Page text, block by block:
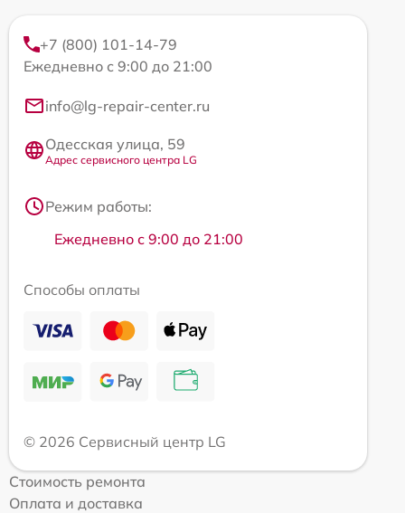
+7 (800) 101-14-79
Ежедневно с 9:00 до 21:00
info@lg-repair-center.ru
Одесская улица, 59
Адрес сервисного центра LG
Режим работы:
Ежедневно с 9:00 до 21:00
Способы оплаты
© 2026 Сервисный центр LG
Стоимость ремонта
Оплата и доставка